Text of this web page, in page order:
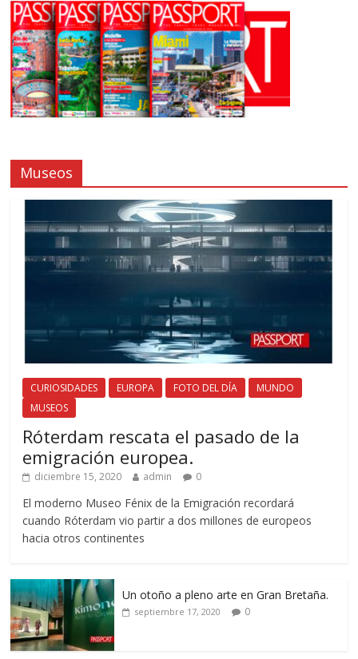
Museos
CURIOSIDADES EUROPA FOTO DEL DÍA
MUNDO
MUSEOS
Róterdam rescata el pasado de la
emigración europea.
diciembre 15, 2020 admin 0
El moderno Museo Fénix de la Emigración recordará
cuando Róterdam vio partir a dos millones de europeos
hacia otros continentes
Un otoño a pleno arte en Gran Bretaña.
septiembre 17, 2020 0